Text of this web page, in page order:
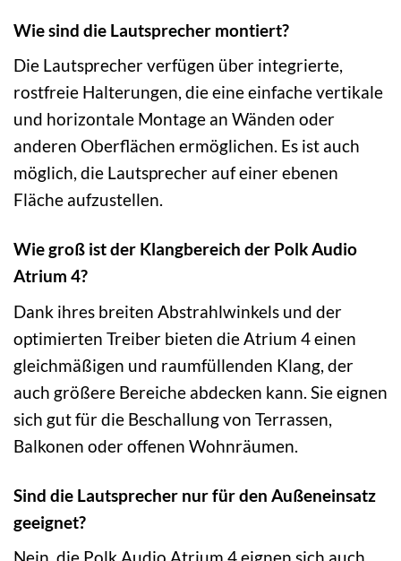
Wie sind die Lautsprecher montiert?
Die Lautsprecher verfügen über integrierte,
rostfreie Halterungen, die eine einfache vertikale
und horizontale Montage an Wänden oder
anderen Oberflächen ermöglichen. Es ist auch
möglich, die Lautsprecher auf einer ebenen
Fläche aufzustellen.
Wie groß ist der Klangbereich der Polk Audio
Atrium 4?
Dank ihres breiten Abstrahlwinkels und der
optimierten Treiber bieten die Atrium 4 einen
gleichmäßigen und raumfüllenden Klang, der
auch größere Bereiche abdecken kann. Sie eignen
sich gut für die Beschallung von Terrassen,
Balkonen oder offenen Wohnräumen.
Sind die Lautsprecher nur für den Außeneinsatz
geeignet?